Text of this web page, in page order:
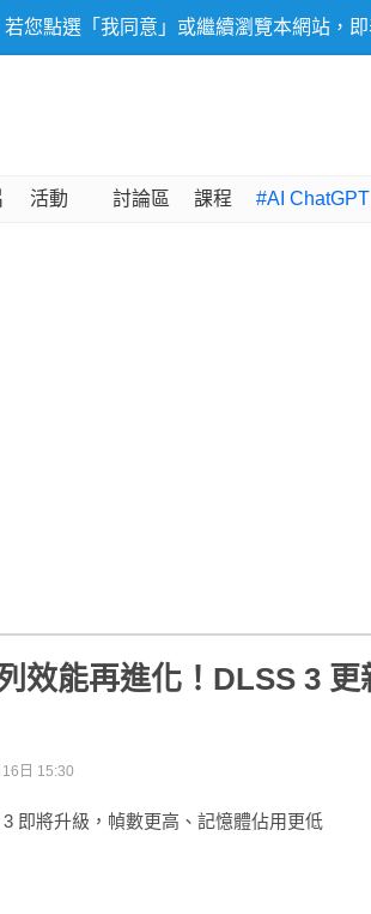
您點選「我同意」或繼續瀏覽本網站，
活動 討論區 課程 #AI ChatGPT
效能再進化！DLSS 3
日 15:30
即將升級，幀數更高、記憶體佔用更低